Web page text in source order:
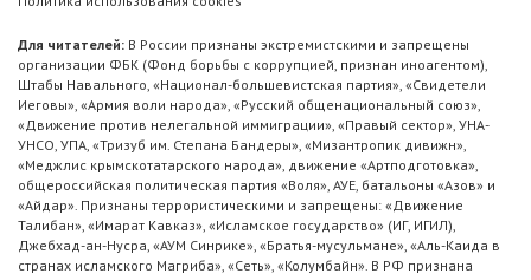
Для читателей: В России признаны экстремистскими и запрещены
организации ФБК (Фонд борьбы с коррупцией, признан иноагентом),
Штабы Навального, «Национал-большевистская партия», «Свидетели
Иеговы», «Армия воли народа», «Русский общенациональный союз»,
«Движение против нелегальной иммиграции», «Правый сектор», УНА-
УНСО, УПА, «Тризуб им. Степана Бандеры», «Мизантропик дивижн»,
«Меджлис крымскотатарского народа», движение «Артподготовка»,
общероссийская политическая партия «Воля», АУЕ, батальоны «Азов» и
«Айдар». Признаны террористическими и запрещены: «Движение
Талибан», «Имарат Кавказ», «Исламское государство» (ИГ, ИГИЛ),
Джебхад-ан-Нусра, «АУМ Синрике», «Братья-мусульмане», «Аль-Каида в
странах исламского Магриба», «Сеть», «Колумбайн». В РФ признана